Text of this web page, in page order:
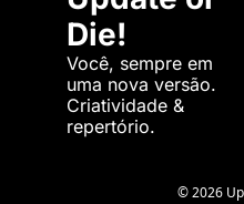
Die!
Você, sempre em
uma nova versão.
Criatividade &
repertório.
© 2026